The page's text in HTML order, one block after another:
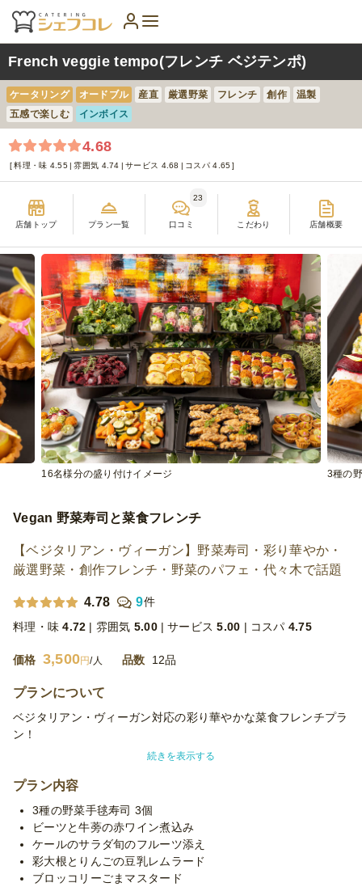
French veggie tempo(フレンチ ベジテンポ)
ケータリング オードブル 産直 厳選野菜 フレンチ 創作
温製
五感で楽しむ
インボイス
4.68
料理・味 4.55 雰囲気 4.74 サービス 4.68 コスパ 4.65
店舗トップ プラン一覧 口コミ
23
こだわり 店舗概要
16名様分の盛り付けイメージ 3種の
Vegan 野菜寿司と菜食フレンチ
【ベジタリアン・ヴィーガン】野菜寿司・彩り華やか・
厳選野菜・創作フレンチ・野菜のパフェ・代々木で話題
4.78 9件
料理・味 4.72 雰囲気 5.00 サービス 5.00 コスパ 4.75
価格 3,500円/人 品数 12品
プランについて
ベジタリアン・ヴィーガン対応の彩り華やかな菜食フレンチプラ
ン！
お野菜なので、罪悪感なくお腹いっぱいお召し上がりいただける
嬉しいポイント。
厳選野菜を使用した、French veggie tempo自慢のプランです。
シェフのスペシャリテ、野菜のパフェは絶品！！
フレンチ×厳選野菜を是非ご賞味ください。
続きを表示する
プラン内容
3種の野菜手毬寿司 3個
ビーツと牛蒡の赤ワイン煮込み
ケールのサラダ旬のフルーツ添え
彩大根とりんごの豆乳レムラード
ブロッコリーごまマスタード